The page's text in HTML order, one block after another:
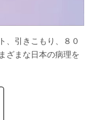
、引きこもり、８０
ざまな日本の病理を